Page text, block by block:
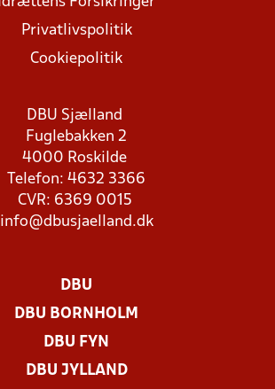
Privatlivspolitik
Cookiepolitik
DBU Sjælland
Fuglebakken 2
4000 Roskilde
Telefon: 4632 3366
CVR: 6369 0015
info@dbusjaelland.dk
DBU
DBU BORNHOLM
DBU FYN
DBU JYLLAND